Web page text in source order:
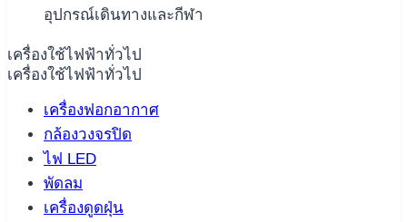
อุปกรณ์เดินทางและกีฬา
เครื่องใช้ไฟฟ้าทั่วไป
เครื่องใช้ไฟฟ้าทั่วไป
เครื่องฟอกอากาศ
กล้องวงจรปิด
ไฟ LED
พัดลม
เครื่องดูดฝุ่น